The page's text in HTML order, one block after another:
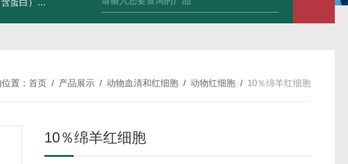
蛋白） FITC标记小鼠抗His tag 组织细胞固定液（8％，PFA） 总胆汁酸（TBA）质
置： 首页 / 产品展示 / 动物血清和红细胞 / 动物红细胞 / 10％绵羊红细胞
10％绵羊红细胞